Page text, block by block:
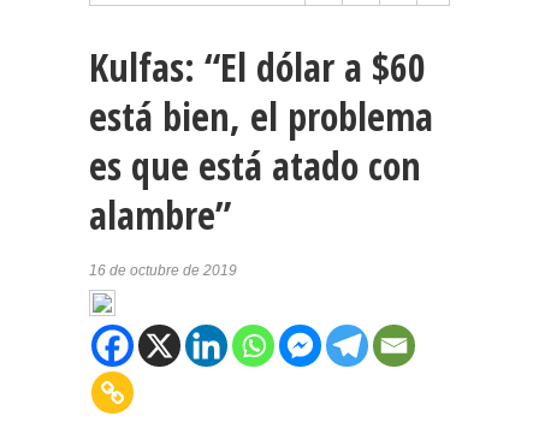
Kulfas: “El dólar a $60
está bien, el problema
es que está atado con
alambre”
16 de octubre de 2019